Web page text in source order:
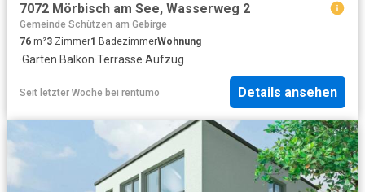
7072 Mörbisch am See, Wasserweg 2
Gemeinde Schützen am Gebirge
76 m²3 Zimmer1 BadezimmerWohnung
·Garten·Balkon·Terrasse·Aufzug
Seit letzter Woche bei rentumo Details ansehen